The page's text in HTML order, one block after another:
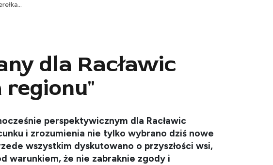
dla Racławic
regionu"
perspektywicznym dla Racławic
i zrozumienia nie tylko wybrano dziś nowe
wszystkim dyskutowano o przyszłości wsi,
warunkiem, że nie zabraknie zgody i